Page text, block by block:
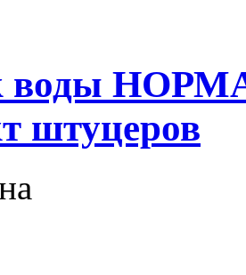
воды
штуцеров